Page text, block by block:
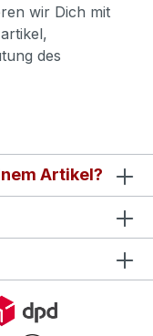
wir Dich mit
des
Artikel?